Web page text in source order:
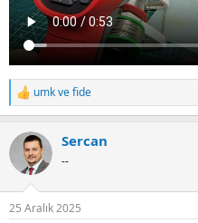
R
e
c
i
s
umkvefide
Sercan
--
25 Aralık 2025